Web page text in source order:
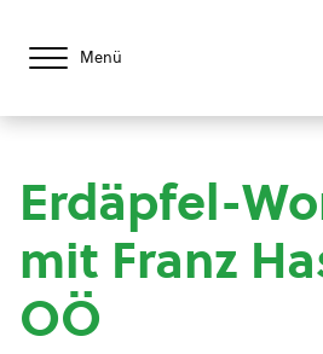
Menü
Erdäpfel-
mit Franz
OÖ